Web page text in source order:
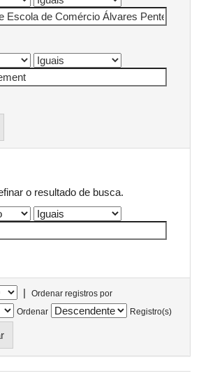
o resultado de busca.
|
Ordenar registros por
Ordenar
Registro(s)